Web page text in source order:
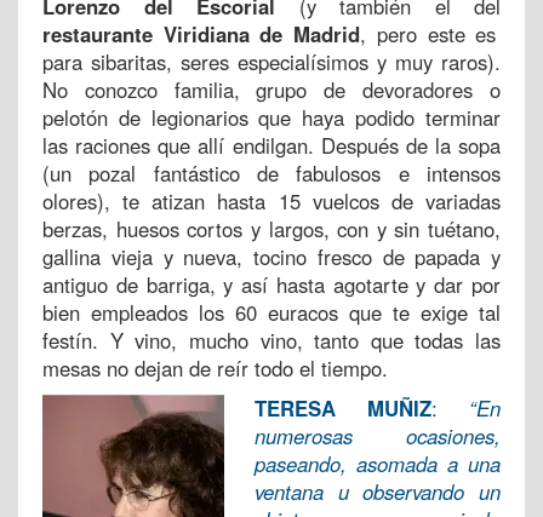
restaurante Viridiana de Madrid, pero este es
para sibaritas, seres especialísimos y muy raros).
No conozco familia, grupo de devoradores o
pelotón de legionarios que haya podido terminar
las raciones que allí endilgan. Después de la sopa
(un pozal fantástico de fabulosos e intensos
olores), te atizan hasta 15 vuelcos de variadas
berzas, huesos cortos y largos, con y sin tuétano,
gallina vieja y nueva, tocino fresco de papada y
antiguo de barriga, y así hasta agotarte y dar por
bien empleados los 60 euracos que te exige tal
festín. Y vino, mucho vino, tanto que todas las
mesas no dejan de reír todo el tiempo.
TERESA MUÑIZ: “En
numerosas ocasiones,
paseando, asomada a una
ventana u observando un